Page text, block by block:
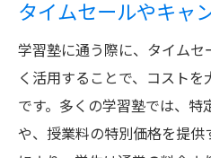
タイムセールやキャ
学習塾に通う際に、タイムセ
く活用することで、コスト
です。多くの学習塾では、特
や、授業料の特別価格を提供